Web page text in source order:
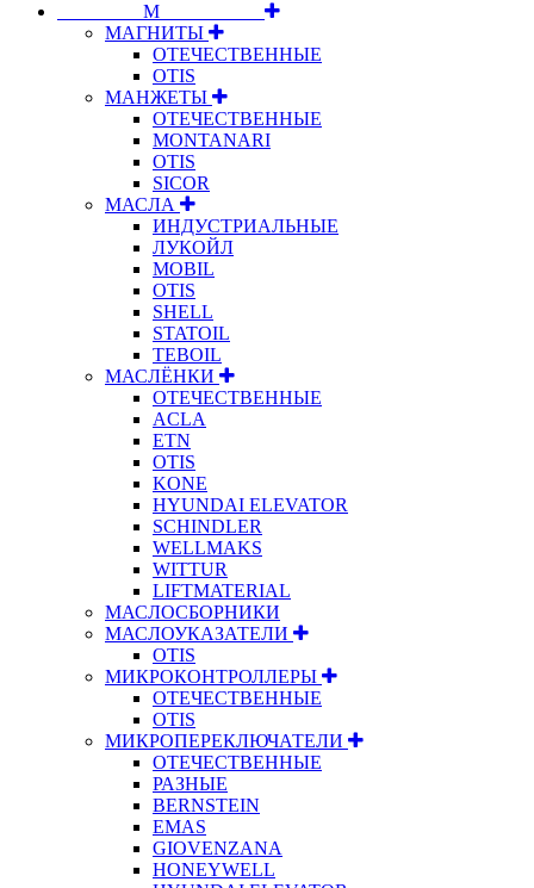
⠀⠀⠀⠀⠀⠀М⠀⠀⠀⠀⠀⠀⠀
МАГНИТЫ
ОТЕЧЕСТВЕННЫЕ
OTIS
МАНЖЕТЫ
ОТЕЧЕСТВЕННЫЕ
MONTANARI
OTIS
SICOR
МАСЛА
ИНДУСТРИАЛЬНЫЕ
ЛУКОЙЛ
MOBIL
OTIS
SHELL
STATOIL
TEBOIL
МАСЛЁНКИ
ОТЕЧЕСТВЕННЫЕ
ACLA
ETN
OTIS
KONE
HYUNDAI ELEVATOR
SCHINDLER
WELLMAKS
WITTUR
LIFTMATERIAL
МАСЛОСБОРНИКИ
МАСЛОУКАЗАТЕЛИ
OTIS
МИКРОКОНТРОЛЛЕРЫ
ОТЕЧЕСТВЕННЫЕ
OTIS
МИКРОПЕРЕКЛЮЧАТЕЛИ
ОТЕЧЕСТВЕННЫЕ
РАЗНЫЕ
BERNSTEIN
EMAS
GIOVENZANA
HONEYWELL